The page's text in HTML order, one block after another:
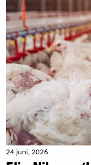
24 juni, 2026